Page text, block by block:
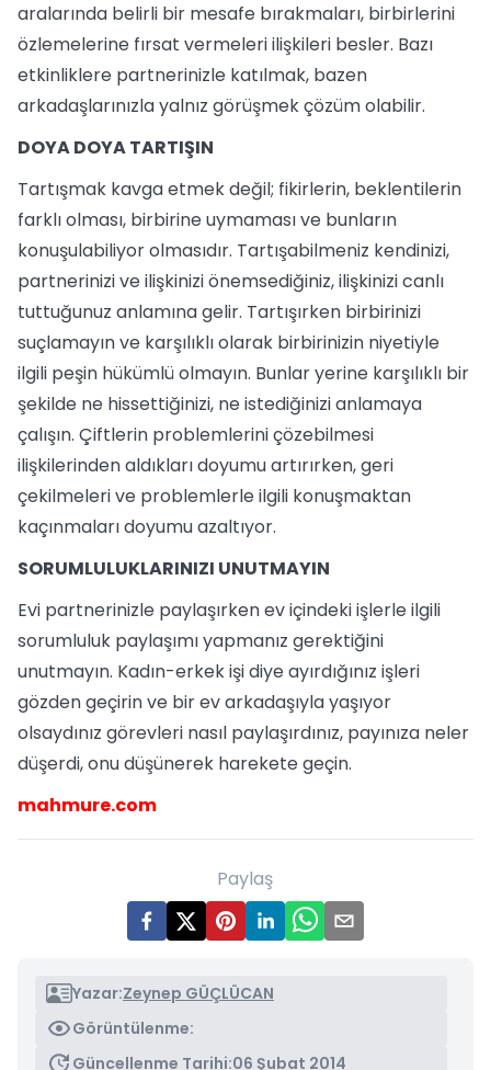
aralarında belirli bir mesafe bırakmaları, birbirlerini
özlemelerine fırsat vermeleri ilişkileri besler. Bazı
etkinliklere partnerinizle katılmak, bazen
arkadaşlarınızla yalnız görüşmek çözüm olabilir.
DOYA DOYA TARTIŞIN
Tartışmak kavga etmek değil; fikirlerin, beklentilerin
farklı olması, birbirine uymaması ve bunların
konuşulabiliyor olmasıdır. Tartışabilmeniz kendinizi,
partnerinizi ve ilişkinizi önemsediğiniz, ilişkinizi canlı
tuttuğunuz anlamına gelir. Tartışırken birbirinizi
suçlamayın ve karşılıklı olarak birbirinizin niyetiyle
ilgili peşin hükümlü olmayın. Bunlar yerine karşılıklı bir
şekilde ne hissettiğinizi, ne istediğinizi anlamaya
çalışın. Çiftlerin problemlerini çözebilmesi
ilişkilerinden aldıkları doyumu artırırken, geri
çekilmeleri ve problemlerle ilgili konuşmaktan
kaçınmaları doyumu azaltıyor.
SORUMLULUKLARINIZI UNUTMAYIN
Evi partnerinizle paylaşırken ev içindeki işlerle ilgili
sorumluluk paylaşımı yapmanız gerektiğini
unutmayın. Kadın-erkek işi diye ayırdığınız işleri
gözden geçirin ve bir ev arkadaşıyla yaşıyor
olsaydınız görevleri nasıl paylaşırdınız, payınıza neler
düşerdi, onu düşünerek harekete geçin.
mahmure.com
Paylaş
Yazar:Zeynep GÜÇLÜCAN
Görüntülenme:
Güncellenme Tarihi:06 Şubat 2014